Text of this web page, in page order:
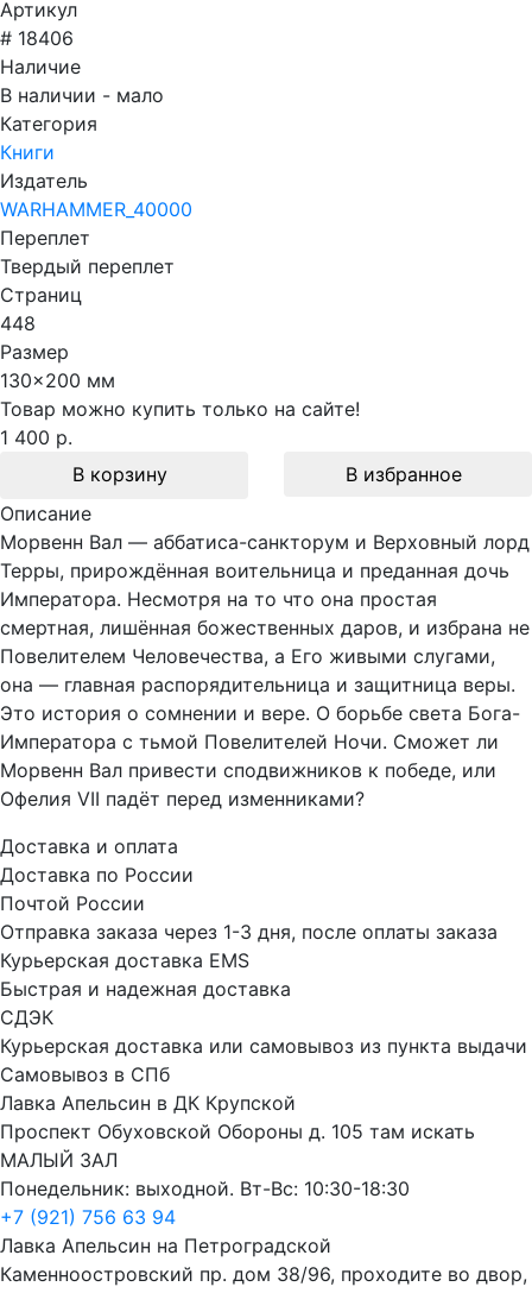
Артикул
# 18406
Наличие
В наличии - мало
Категория
Книги
Издатель
WARHAMMER_40000
Переплет
Твердый переплет
Страниц
448
Размер
130x200 мм
Товар можно купить только на сайте!
1 400 р.
В корзину
В избранное
Описание
Морвенн Вал — аббатиса-санкторум и Верховный лорд
Терры, прирождённая воительница и преданная дочь
Императора. Несмотря на то что она простая
смертная, лишённая божественных даров, и избрана не
Повелителем Человечества, а Его живыми слугами,
она — главная распорядительница и защитница веры.
Это история о сомнении и вере. О борьбе света Бога-
Императора с тьмой Повелителей Ночи. Сможет ли
Морвенн Вал привести сподвижников к победе, или
Офелия VII падёт перед изменниками?
Доставка и оплата
Доставка по России
Почтой России
Отправка заказа через 1-3 дня, после оплаты заказа
Курьерская доставка EMS
Быстрая и надежная доставка
СДЭК
Курьерская доставка или самовывоз из пункта выдачи
Самовывоз в СПб
Лавка Апельсин в ДК Крупской
Проспект Обуховской Обороны д. 105 там искать
МАЛЫЙ ЗАЛ
Понедельник: выходной. Вт-Вс: 10:30-18:30
+7 (921) 756 63 94
Лавка Апельсин на Петроградской
Каменноостровский пр. дом 38/96, проходите во двор,